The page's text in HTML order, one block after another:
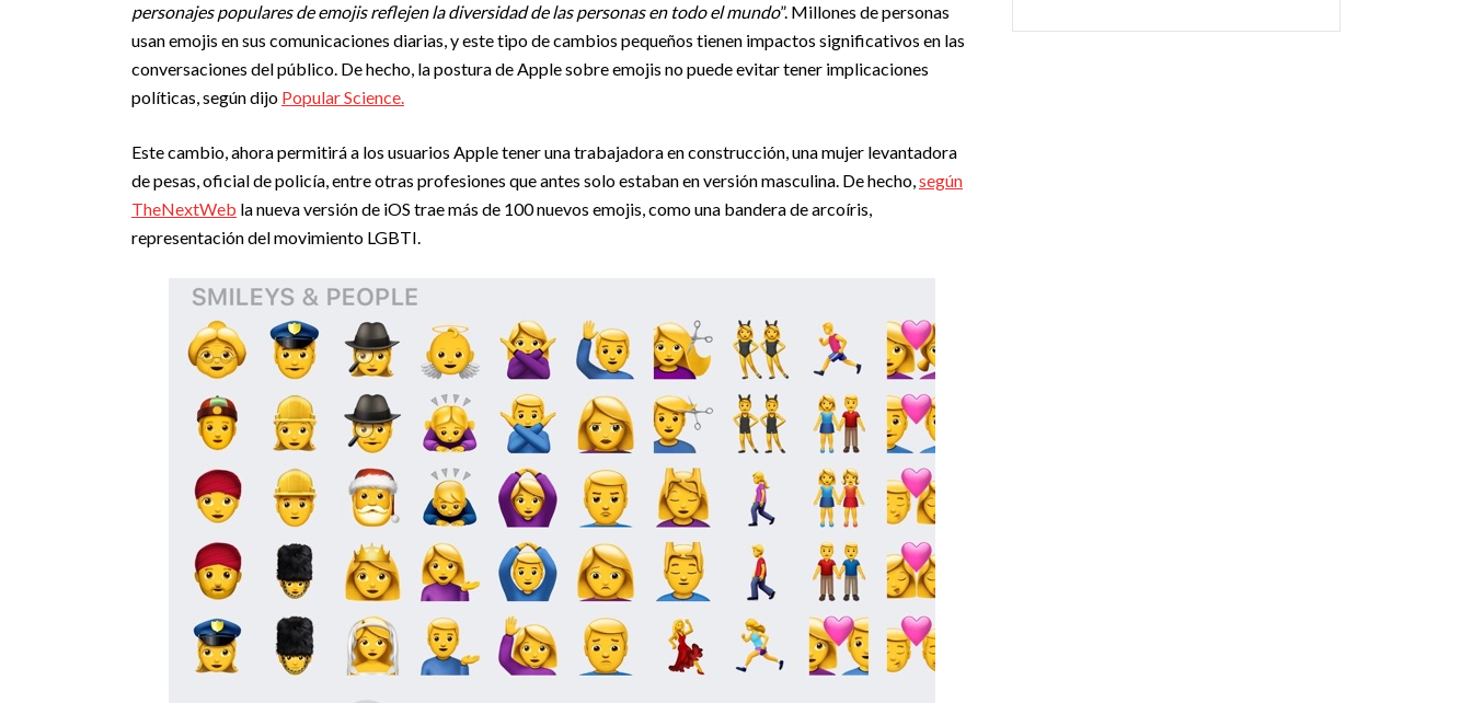
personajes populares de emojis reflejen la diversidad de las personas en todo el mundo”. Millones de personas
usan emojis en sus comunicaciones diarias, y este tipo de cambios pequeños tienen impactos significativos en las
conversaciones del público. De hecho, la postura de Apple sobre emojis no puede evitar tener implicaciones
políticas, según dijo Popular Science.
Este cambio, ahora permitirá a los usuarios Apple tener una trabajadora en construcción, una mujer levantadora
de pesas, oficial de policía, entre otras profesiones que antes solo estaban en versión masculina. De hecho,según
TheNextWeb la nueva versión de iOS trae más de 100 nuevos emojis, como una bandera de arcoíris,
representación del movimiento LGBTI.